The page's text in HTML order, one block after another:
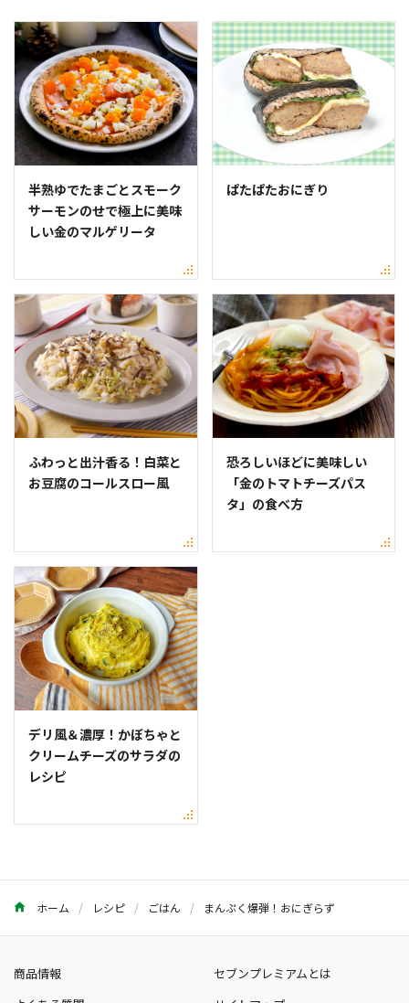
半熟ゆでたまごとスモーク
サーモンのせで極上に美味
しい金のマルゲリータ
ぱたぱたおにぎり
ふわっと出汁香る！白菜と
お豆腐のコールスロー風
恐ろしいほどに美味しい
「金のトマトチーズパス
タ」の食べ方
デリ風＆濃厚！かぼちゃと
クリームチーズのサラダの
レシピ
ホーム レシピ ごはん まんぷく爆弾！おにぎらず
商品情報
セブンプレミアムとは